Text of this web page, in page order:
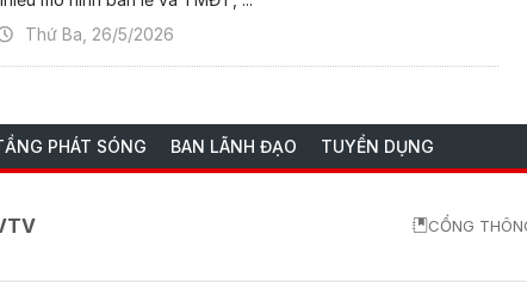
Thứ Ba, 26/5/2026
PHÁT SÓNG BAN LÃNH ĐẠO TUYỂN DỤNG
CỔNG